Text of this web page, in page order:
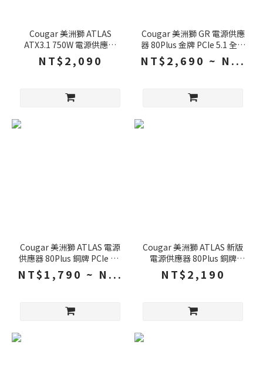
Cougar 美洲獅 ATLAS
ATX3.1 750W 電源供應器
80Plus 銅牌 PCIe 5.1 全模組
銅牌電源供應器 電供
NT$2,090
Cougar 美洲獅 GR 電源供應
器 80Plus 金牌 PCIe 5.1 全模
組 金牌電源供應器 電供
NT$2,690 ~ N...
Cougar 美洲獅 ATLAS 電源
供應器 80Plus 銅牌 PCIe 4.0
全模組 銅牌電源供應器 電供
NT$1,790 ~ N...
Cougar 美洲獅 ATLAS 新版
電源供應器 80Plus 銅牌
PCIe 4.0 全模組 銅牌電源供
應器 電供
NT$2,190